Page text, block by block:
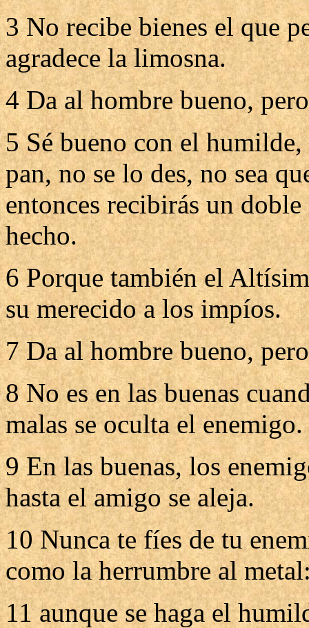
3 No recibe bienes el que
agradece la limosna.
4 Da al hombre bueno,
5 Sé bueno con el
pan, no se lo des, no sea
entonces recibirás un
hecho.
6 Porque también el
su merecido a los impíos.
7 Da al hombre bueno,
8 No es en las buenas
malas se oculta el enemigo.
9 En las buenas, los
hasta el amigo se aleja.
10 Nunca te fíes de tu
como la herrumbre al
11 aunque se haga el